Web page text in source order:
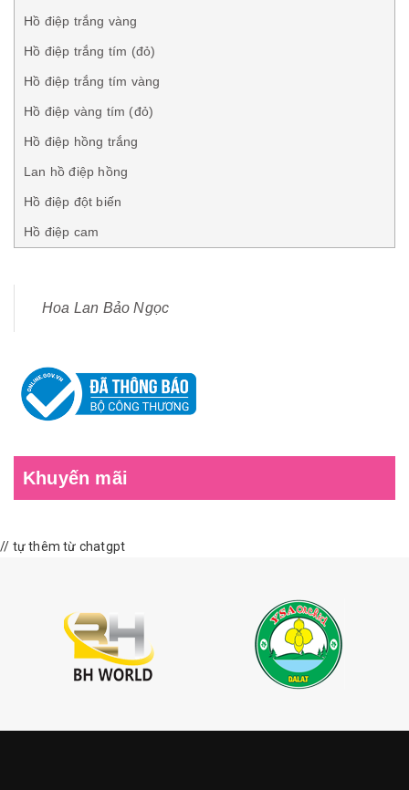
Hồ điệp trắng vàng
Hồ điệp trắng tím (đỏ)
Hồ điệp trắng tím vàng
Hồ điệp vàng tím (đỏ)
Hồ điệp hồng trắng
Lan hồ điệp hồng
Hồ điệp đột biến
Hồ điệp cam
Hoa Lan Bảo Ngọc
Khuyến mãi
// tự thêm từ chatgpt